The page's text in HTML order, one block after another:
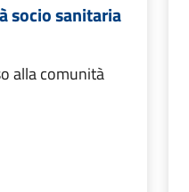
socio sanitaria
alla comunità